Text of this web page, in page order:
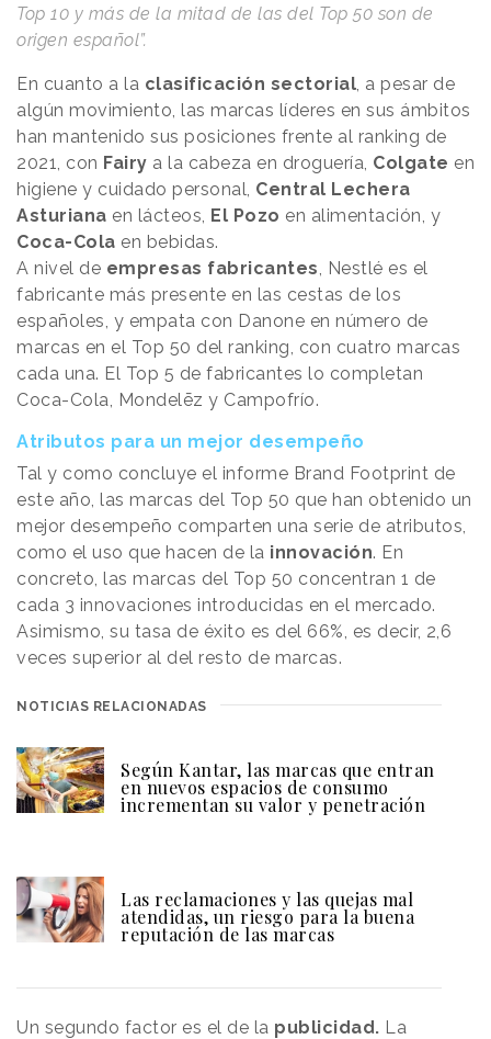
Top 10 y más de la mitad de las del Top 50 son de
origen español”.
En cuanto a la clasificación sectorial, a pesar de
algún movimiento, las marcas líderes en sus ámbitos
han mantenido sus posiciones frente al ranking de
2021, con Fairy a la cabeza en droguería, Colgate en
higiene y cuidado personal, Central Lechera
Asturiana en lácteos, El Pozo en alimentación, y
Coca-Cola en bebidas.
A nivel de empresas fabricantes, Nestlé es el
fabricante más presente en las cestas de los
españoles, y empata con Danone en número de
marcas en el Top 50 del ranking, con cuatro marcas
cada una. El Top 5 de fabricantes lo completan
Coca-Cola, Mondelēz y Campofrío.
Atributos para un mejor desempeño
Tal y como concluye el informe Brand Footprint de
este año, las marcas del Top 50 que han obtenido un
mejor desempeño comparten una serie de atributos,
como el uso que hacen de la innovación. En
concreto, las marcas del Top 50 concentran 1 de
cada 3 innovaciones introducidas en el mercado.
Asimismo, su tasa de éxito es del 66%, es decir, 2,6
veces superior al del resto de marcas.
NOTICIAS RELACIONADAS
Según Kantar, las marcas que entran
en nuevos espacios de consumo
incrementan su valor y penetración
Las reclamaciones y las quejas mal
atendidas, un riesgo para la buena
reputación de las marcas
Un segundo factor es el de la publicidad. La